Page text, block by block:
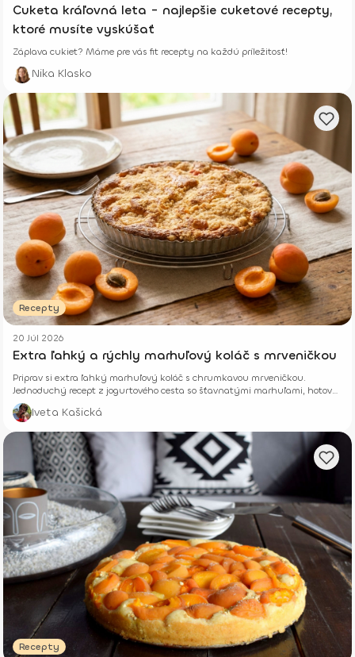
Cuketa kráľovná leta - najlepšie cuketové recepty,
ktoré musíte vyskúšať
Záplava cukiet? Máme pre vás fit recepty na každú príležitosť!
Nika Klasko
Recepty
20 Júl 2026
Extra ľahký a rýchly marhuľový koláč s mrveničkou
Priprav si extra ľahký marhuľový koláč s chrumkavou mrveničkou.
Jednoduchý recept z jogurtového cesta so šťavnatými marhuľami, hotový
z pár surovín.
Iveta Kašická
Recepty